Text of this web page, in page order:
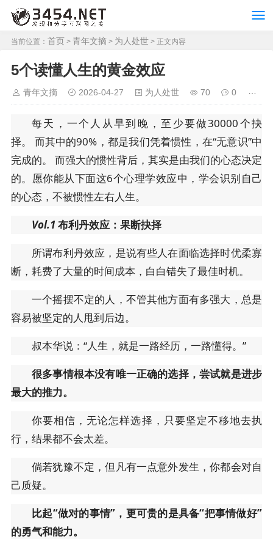
当前位置： 首页 > 青年文摘 > 为人处世 > 正文内容
5个读懂人生的黄金效应
青年文摘 2026-04-27 为人处世 70 0
每天，一个人从早到晚，至少要做30000个抉
择。 而其中的90%，都是我们凭着惯性，在“无意识”中
完成的。 而强大的惯性背后，其实是由我们的心态决定
的。愿你能从下面这6个心理学效应中，学会识别自己
的心态，不被惯性左右人生。
Vol.1布利丹效应：果断抉择
所谓布利丹效应，是说有些人在面临选择时优柔寡
断，耗费了大量的时间成本，白白错失了最佳时机。
一个摇摆不定的⼈，不管其他⽅⾯有多强⼤，总是
容易被坚定的⼈甩到后边。
叔本华说：“人生，就是一路经历，一路懂得。”
很多事情根本没有唯一正确的选择，尝试就是进步
最大的推力。
你要相信，无论怎样选择，只要坚定不移地去执
行，结果都不会太差。
倘若犹豫不定，但凡有一点意外发生，你都会对自
己质疑。
⽐起“做对的事情”，更可贵的是具备“把事情做好”
的勇⽓和能⼒。